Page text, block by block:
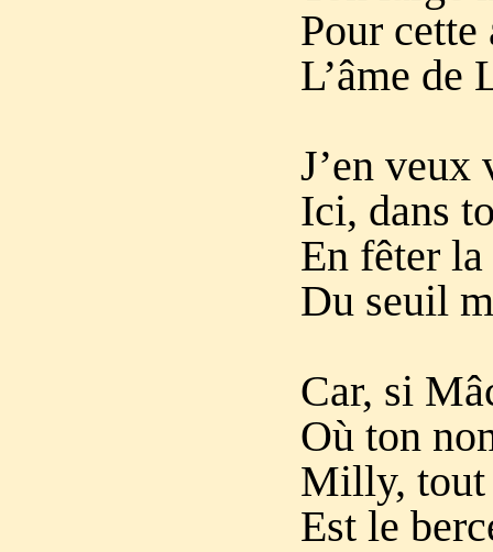
Pour
L’âme de
J’en
Ici, dans
En fêter
Du seuil
Car, si
Où ton
Milly, tout
Est le